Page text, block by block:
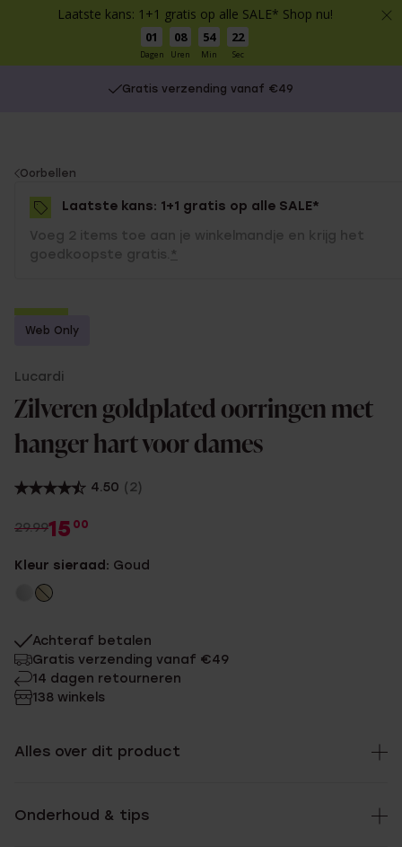
Laatste kans: 1+1 gratis op alle SALE* Shop nu!
01
Dagen
08
Uren
54
Min
22
Sec
Gratis verzending vanaf €49
You
are
here:
Oorbellen
Laatste kans: 1+1 gratis op alle SALE*
Voeg 2 items toe aan je winkelmandje en krijg het
goedkoopste gratis. *
-50%
Web Only
Lucardi
Zilveren goldplated oorringen met
hanger hart voor dames
4.50 (2)
29.9915 00
Kleur sieraad: Goud
Achteraf betalen
Gratis verzending vanaf €49
14 dagen retourneren
138 winkels
Alles over dit product
Onderhoud & tips